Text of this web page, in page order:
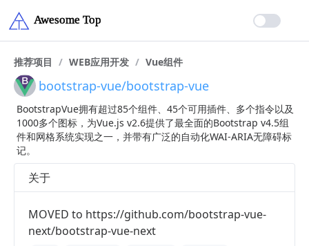
推荐项目 / WEB应用开发 / Vue组件
bootstrap-vue/bootstrap-vue
BootstrapVue拥有超过85个组件、45个可用插件、多个指令以及
1000多个图标，为Vue.js v2.6提供了最全面的Bootstrap v4.5组
件和网格系统实现之一，并带有广泛的自动化WAI-ARIA无障碍标
记。
关于
MOVED to https://github.com/bootstrap-vue-
next/bootstrap-vue-next